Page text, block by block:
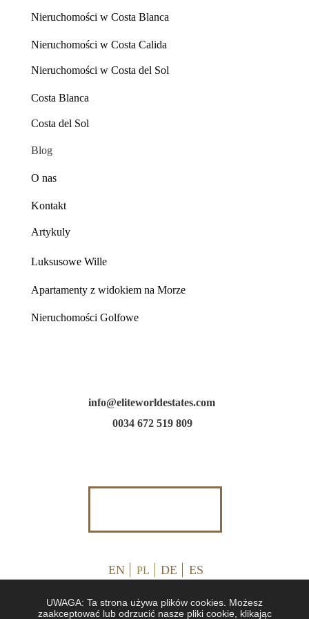
Nieruchomości w Costa Blanca
Nieruchomości w Costa Calida
Nieruchomości w Costa del Sol
O nas
Costa del Sol
EN PL DE ES
Costa Blanca
Kontakt
Luksusowe Wille
Apartamenty z widokiem na Morze
Nieruchomości Golfowe
Artykuly
info@eliteworldestates.com
0034 672 519 809
Blog
UWAGA: Ta strona używa plików cookies. Możesz
zaakceptować lub odrzucić nasze pliki cookie, klikając